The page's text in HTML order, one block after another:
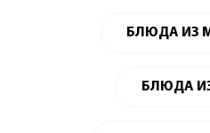
БЛЮДА ИЗ
БЛЮДА